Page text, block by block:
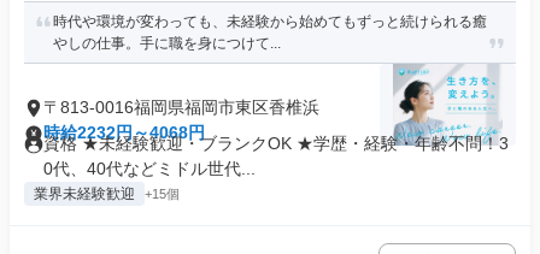
時代や環境が変わっても、未経験から始めてもずっと続けられる癒
やしの仕事。手に職を身につけて...
〒813-0016福岡県福岡市東区香椎浜
時給2232円～4068円
資格 ★未経験歓迎・ブランクOK ★学歴・経験・年齢不問！3
0代、40代などミドル世代...
業界未経験歓迎 +15個